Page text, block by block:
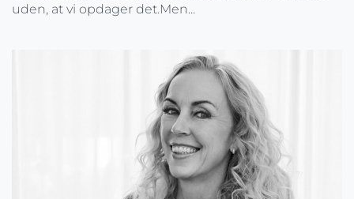
uden, at vi opdager det.Men...